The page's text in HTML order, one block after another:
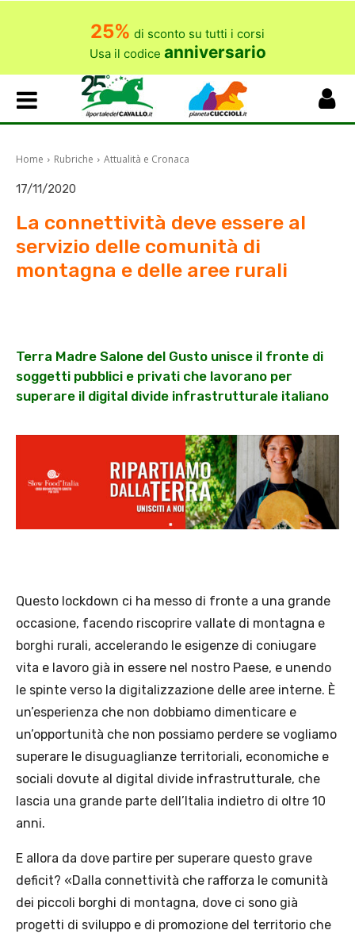
25% di sconto su tutti i corsi
Usa il codice anniversario
Home Rubriche Attualità e Cronaca
17/11/2020
La connettività deve essere al
servizio delle comunità di
montagna e delle aree rurali
Terra Madre Salone del Gusto unisce il fronte di
soggetti pubblici e privati che lavorano per
superare il digital divide infrastrutturale italiano
Questo lockdown ci ha messo di fronte a una grande
occasione, facendo riscoprire vallate di montagna e
borghi rurali, accelerando le esigenze di coniugare
vita e lavoro già in essere nel nostro Paese, e unendo
le spinte verso la digitalizzazione delle aree interne. È
un’esperienza che non dobbiamo dimenticare e
un’opportunità che non possiamo perdere se vogliamo
superare le disuguaglianze territoriali, economiche e
sociali dovute al digital divide infrastrutturale, che
lascia una grande parte dell’Italia indietro di oltre 10
anni.
E allora da dove partire per superare questo grave
deficit? «Dalla connettività che rafforza le comunità
dei piccoli borghi di montagna, dove ci sono già
progetti di sviluppo e di promozione del territorio che